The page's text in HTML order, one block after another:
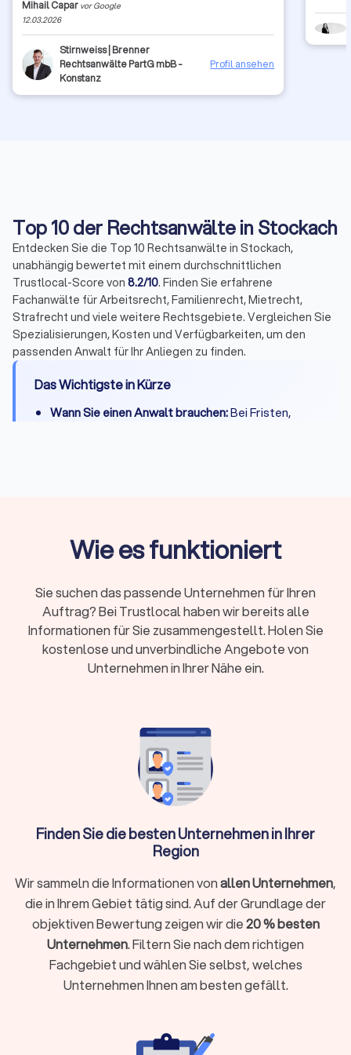
überdurchschnittliches soziales Engagement und wie
professionell und beruhigend er die Kommunikation mit
meiner Familie gestaltet hat, die sich ebenso in guten
Händen aufgenommen gefühlt hat. Man fühlt sich bei
ihm nicht nur als Aktennummer, sondern als Mensch
verstanden. In Herrn Pantzer haben wir nicht nur einen
guten Anwalt, sondern auch einen neuen Freund der
Mihail Capar vor Google
12.03.2026
Stirnweiss | Brenner
Rechtsanwälte PartG mbB -
Konstanz
Profil ansehen
Top 10 der Rechtsanwälte in Stockach
Entdecken Sie die Top 10 Rechtsanwälte in Stockach,
unabhängig bewertet mit einem durchschnittlichen
Trustlocal-Score von 8.2/10. Finden Sie erfahrene
Fachanwälte für Arbeitsrecht, Familienrecht, Mietrecht,
Strafrecht und viele weitere Rechtsgebiete. Vergleichen Sie
Spezialisierungen, Kosten und Verfügbarkeiten, um den
passenden Anwalt für Ihr Anliegen zu finden.
Das Wichtigste in Kürze
Wann Sie einen Anwalt brauchen:Bei Fristen,
Fachanwalt:
24 Spezialisierungen in Deutschland,
nachgewiesene Expertise durch Fortbildungen
Euro) oder Pauschalpreise je nach Fall
Rechtsschutz:Prüfen Sie Versicherungsschutz
oder Prozesskostenhilfe bei geringem
Einkommen
Wann brauche ich überhaupt einen
Sie müssen nicht bei jedem rechtlichen Anliegen sofort einen
Anwalt einschalten. Bei kleineren Fragen hilft oftmals die
Erstberatung bei einer Verbraucherzentrale oder eine
gezielte Online-Recherche. Ein Rechtsanwalt unterstützt Sie
ganz gezielt, wenn:
einer Kündigungsschutzklage innerhalb von drei Wochen)
Ihr Fall rechtlich komplex ist und spezielles Fachwissen
erfordert
Sie eine gerichtliche Vertretung brauchen oder eine Klage
ansteht
Sie einen Vertrag prüfen oder aufsetzen möchten (etwa
Ihr Anliegen mit hohen finanziellen oder persönlichen
Risiken verbunden ist
Wie es funktioniert
Sie suchen das passende Unternehmen für Ihren
Auftrag? Bei Trustlocal haben wir bereits alle
Informationen für Sie zusammengestellt. Holen Sie
kostenlose und unverbindliche Angebote von
Unternehmen in Ihrer Nähe ein.
Finden Sie die besten Unternehmen in Ihrer
Region
Wir sammeln die Informationen vonallen Unternehmen,
die in Ihrem Gebiet tätig sind. Auf der Grundlage der
objektiven Bewertung zeigen wir die20 % besten
Unternehmen. Filtern Sie nach dem richtigen
Fachgebiet und wählen Sie selbst, welches
Unternehmen Ihnen am besten gefällt.